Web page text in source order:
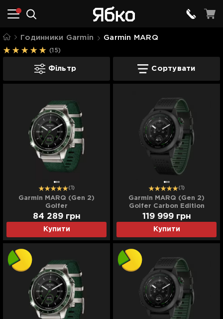
Годинники Garmin Garmin MARQ
(15)
Garmin MARQ
Фільтр Сортувати
(1)
Garmin MARQ (Gen 2)
Golfer
Купити
84 289 грн
(1)
Garmin MARQ (Gen 2)
Golfer Carbon Edition
Купити
119 999 грн